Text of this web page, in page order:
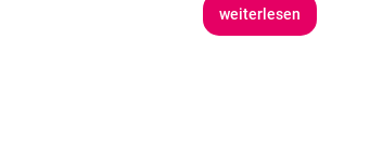
weiterlesen